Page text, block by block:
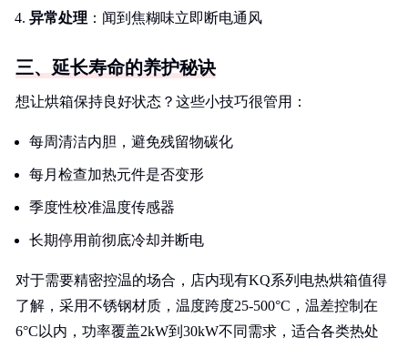
异常处理 ：闻到焦糊味立即断电通风
三、延长寿命的养护秘诀
想让烘箱保持良好状态？这些小技巧很管用：
每周清洁内胆，避免残留物碳化
每月检查加热元件是否变形
季度性校准温度传感器
长期停用前彻底冷却并断电
对于需要精密控温的场合，店内现有KQ系列电热烘箱值得
了解，采用不锈钢材质，温度跨度25-500°C，温差控制在
6°C以内，功率覆盖2kW到30kW不同需求，适合各类热处